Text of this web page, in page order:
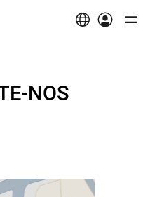
NOS